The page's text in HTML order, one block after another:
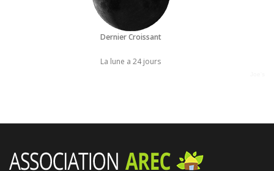
Dernier Croissant
La lune a 24 jours